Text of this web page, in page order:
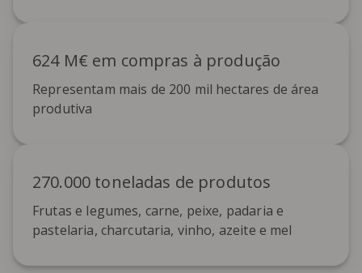
624 M€ em compras à produção
Representam mais de 200 mil hectares de área
produtiva
270.000 toneladas de produtos
Frutas e legumes, carne, peixe, padaria e
pastelaria, charcutaria, vinho, azeite e mel